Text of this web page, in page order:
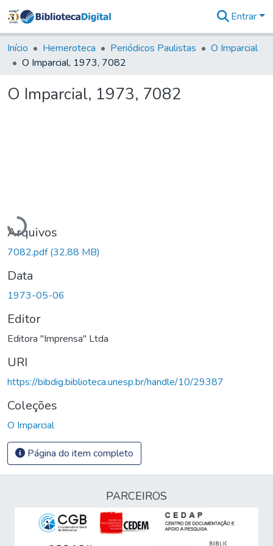
&
Coleções
Tudo na
Digital
Entrar
Início Hemeroteca Periódicos Paulistas
O Imparcial
O Imparcial, 1973, 7082
O Imparcial, 1973, 7082
Carregando...
Arquivos
7082.pdf(32,88 MB)
Data
1973-05-06
Editor
Editora "Imprensa" Ltda
URI
https://bibdig.biblioteca.unesp.br/handle/10/29387
Coleções
O Imparcial
Página do item completo
PARCEIROS